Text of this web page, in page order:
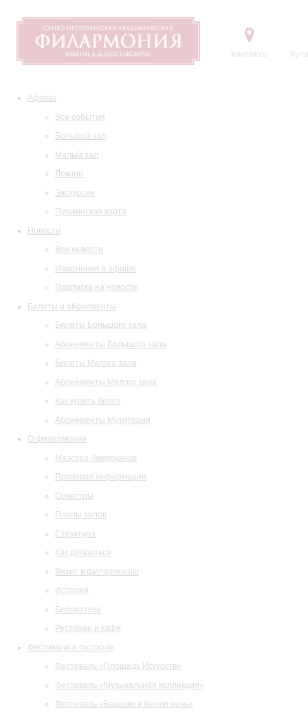
Контакты
Афиша
Все события
Большой зал
Малый зал
Лекции
Экскурсии
Пушкинская карта
Новости
Все новости
Изменения в афише
Подписка на новости
Билеты и абонементы
Билеты Большого зала
Абонементы Большого зала
Билеты Малого зала
Абонементы Малого зала
Как купить билет
Абонементы Музитория
О филармонии
Маэстро Темирканов
Правовая информация
Оркестры
Планы залов
Структура
Как добраться
Визит в филармонию
История
Библиотека
Ресторан и кафе
Фестивали и гастроли
Фестиваль «Площадь Искусств»
Фестиваль «Музыкальная коллекция»
Фестиваль «Барокко в белую ночь»